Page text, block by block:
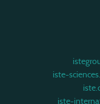
iste-
iste-